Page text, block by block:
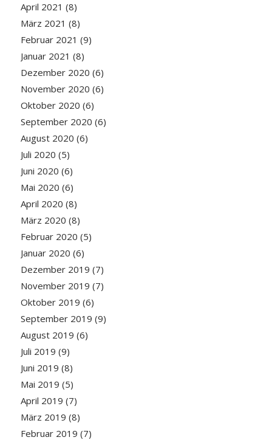
April 2021 (8)
März 2021 (8)
Februar 2021 (9)
Januar 2021 (8)
Dezember 2020 (6)
November 2020 (6)
Oktober 2020 (6)
September 2020 (6)
August 2020 (6)
Juli 2020 (5)
Juni 2020 (6)
Mai 2020 (6)
April 2020 (8)
März 2020 (8)
Februar 2020 (5)
Januar 2020 (6)
Dezember 2019 (7)
November 2019 (7)
Oktober 2019 (6)
September 2019 (9)
August 2019 (6)
Juli 2019 (9)
Juni 2019 (8)
Mai 2019 (5)
April 2019 (7)
März 2019 (8)
Februar 2019 (7)